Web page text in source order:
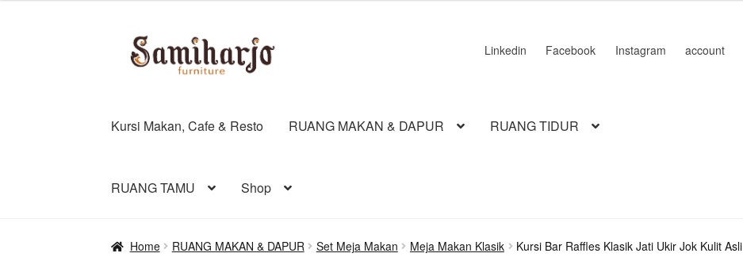
Skip
Skip
Linkedin Facebook Instagram account
Kursi Makan, Cafe & Resto RUANG MAKAN & DAPUR RUANG TIDUR
RUANG TAMU Shop
Home RUANG MAKAN & DAPUR Set Meja Makan Meja Makan Klasik Kursi Bar Raffles Klasik Jati Ukir Jok Kulit Asli